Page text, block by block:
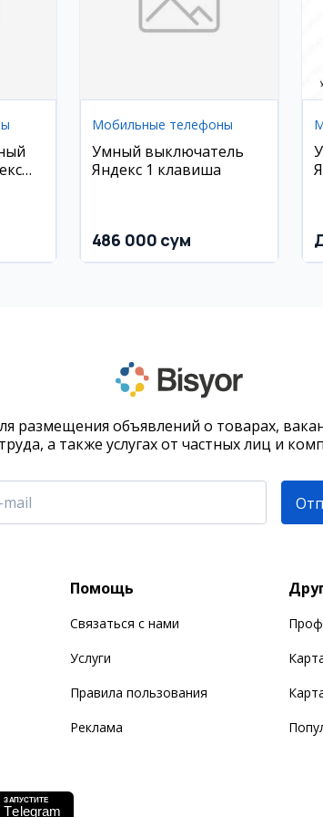
Мобильные телефоны
Умный выключатель
Яндекс 1 клавиша
486 000 сум
размещения объявлений о товарах,
труда, а также услугах от частных лиц и
Помощь
Связаться с нами
Услуги
Правила пользования
Реклама